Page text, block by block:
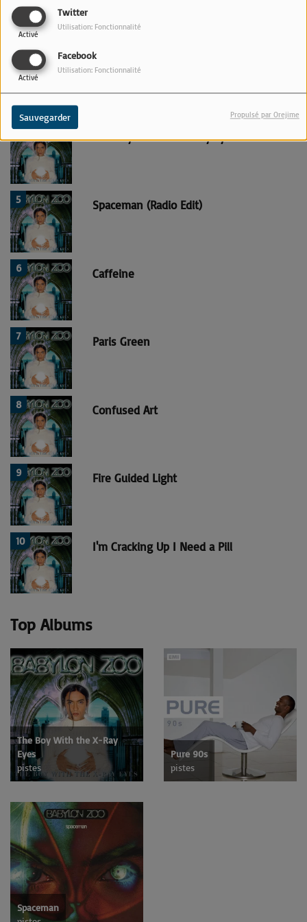
Twitter
Activé
Utilisation: Fonctionnalité
Facebook
Activé
Utilisation: Fonctionnalité
Sauvegarder Propulsé par Orejime
Zodiac Sign
4 The Boy With the X-Ray Eyes
5 Spaceman (Radio Edit)
6 Caffeine
7 Paris Green
8 Confused Art
9 Fire Guided Light
10 I'm Cracking Up I Need a Pill
Top Albums
The Boy With the X-Ray
Eyes
pistes
Pure 90s
pistes
Spaceman